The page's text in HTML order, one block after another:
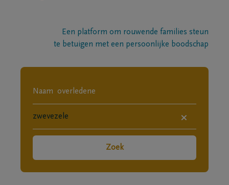
Een platform om rouwende families steun
te betuigen met een persoonlijke boodschap
×
Zoek